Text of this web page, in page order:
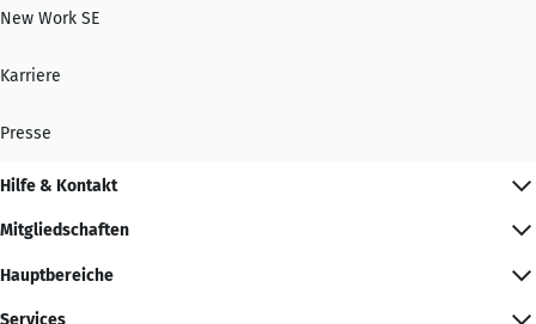
New Work SE
Karriere
Presse
Hilfe & Kontakt
Mitgliedschaften
Hauptbereiche
Services